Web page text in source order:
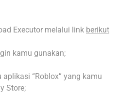
Executor melalui link berikut
kamu gunakan;
“Roblox” yang kamu
Store;